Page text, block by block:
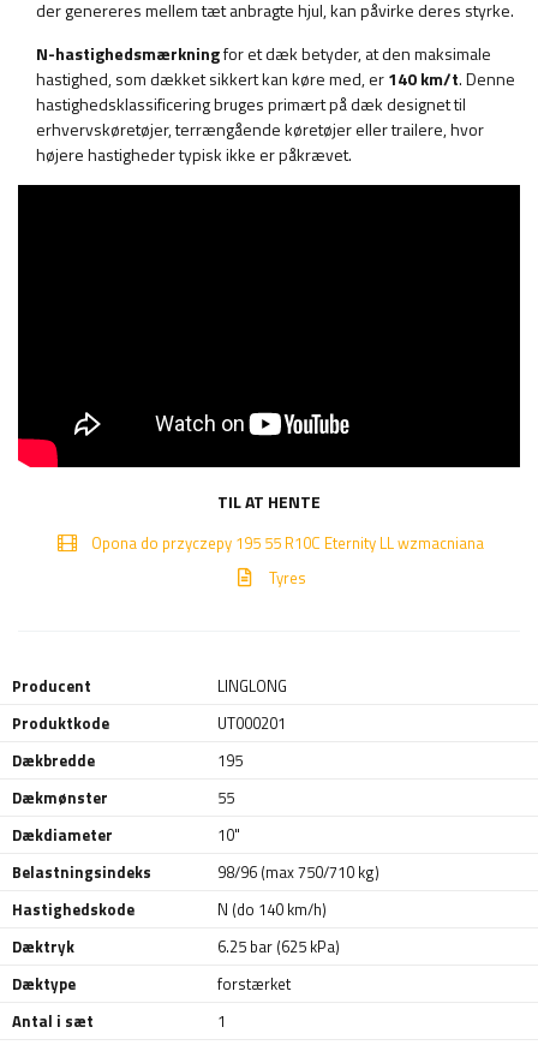
der genereres mellem tæt anbragte hjul, kan påvirke deres styrke.
N-hastighedsmærkningfor et dæk betyder, at den maksimale
hastighed, som dækket sikkert kan køre med, er140 km/t. Denne
hastighedsklassificering bruges primært på dæk designet til
erhvervskøretøjer, terrængående køretøjer eller trailere, hvor
højere hastigheder typisk ikke er påkrævet.
TIL AT HENTE
Opona do przyczepy 195 55 R10C Eternity LL wzmacniana
Tyres
Producent
LINGLONG
Produktkode
UT000201
Dækbredde
195
Dækmønster
55
Dækdiameter
10"
Belastningsindeks
98/96 (max 750/710 kg)
Hastighedskode
N (do 140 km/h)
Dæktryk
6.25 bar (625 kPa)
Dæktype
forstærket
Antal i sæt
1